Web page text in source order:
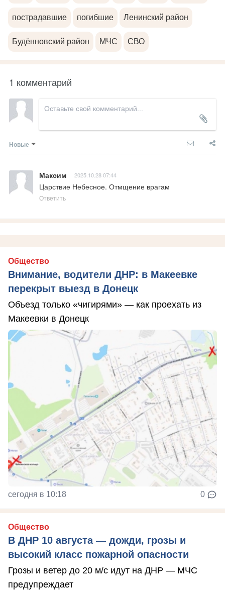
пострадавшие погибшие Ленинский район
Будённовский район МЧС СВО
1 комментарий
Новые
Максим 2025.10.28 07:44
Царствие Небесное. Отмщение врагам
Ответить
Общество
Внимание, водители ДНР: в Макеевке
перекрыт выезд в Донецк
Объезд только «чигирями» — как проехать из
Макеевки в Донецк
сегодня в 10:18 0
Общество
В ДНР 10 августа — дожди, грозы и
высокий класс пожарной опасности
Грозы и ветер до 20 м/с идут на ДНР — МЧС
предупреждает